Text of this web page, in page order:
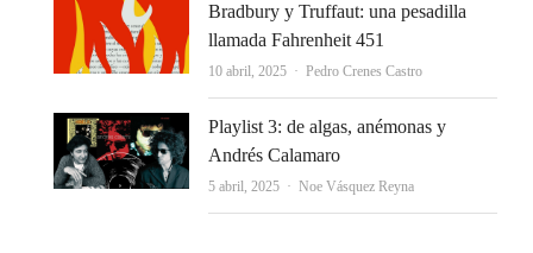
Bradbury y Truffaut: una pesadilla
llamada Fahrenheit 451
10 abril, 2025 Autor
Pedro Crenes Castro
Playlist 3: de algas, anémonas y
Andrés Calamaro
5 abril, 2025 Autor
Noe Vásquez Reyna